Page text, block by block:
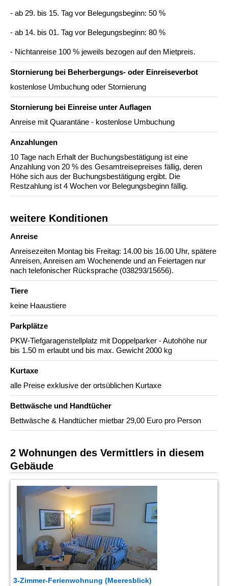
- ab 29. bis 15. Tag vor Belegungsbeginn: 50 %
- ab 14. bis 01. Tag vor Belegungsbeginn: 80 %
- Nichtanreise 100 % jeweils bezogen auf den Mietpreis.
Stornierung bei Beherbergungs- oder Einreiseverbot
kostenlose Umbuchung oder Stornierung
Stornierung bei Einreise unter Auflagen
Anreise mit Quarantäne - kostenlose Umbuchung
Anzahlungen
10 Tage nach Erhalt der Buchungsbestätigung ist eine
Anzahlung von 20 % des Gesamtreisepreises fällig, deren
Höhe sich aus der Buchungsbestätigung ergibt. Die
Restzahlung ist 4 Wochen vor Belegungsbeginn fällig.
weitere Konditionen
Anreise
Anreisezeiten Montag bis Freitag: 14.00 bis 16.00 Uhr, spätere
Anreisen, Anreisen am Wochenende und an Feiertagen nur
nach telefonischer Rücksprache (038293/15656).
Tiere
keine Haaustiere
Parkplätze
PKW-Tiefgaragenstellplatz mit Doppelparker - Autohöhe nur
bis 1.50 m erlaubt und bis max. Gewicht 2000 kg
Kurtaxe
alle Preise exklusive der ortsüblichen Kurtaxe
Bettwäsche und Handtücher
Bettwäsche & Handtücher mietbar 29,00 Euro pro Person
2 Wohnungen des Vermittlers in diesem
Gebäude
3-Zimmer-Ferienwohnung (Meeresblick)